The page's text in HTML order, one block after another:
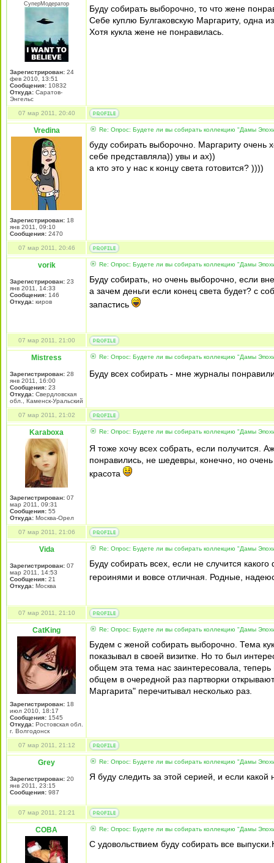
СуперМодератор
Зарегистрирован: 24
фев 2010, 13:51
Сообщения: 10832
Откуда: Саратов-
Энгельс
Буду собирать выборочно, то что жене
Себе куплю Булгаковскую Маргариту, одна
Хотя кукла жене не понравилась.
07 мар 2011, 20:40
Vredina
Зарегистрирован: 18
янв 2011, 09:10
Сообщения: 2470
Re: Опрос: Будете ли вы собирать коллекцию "Дамы
буду собирать выборочно. Маргариту очень
себе представляла)) увы и ах))
а кто это у нас к концу света готовится? ))))
07 мар 2011, 20:46
vorik
Зарегистрирован: 23
янв 2011, 14:33
Сообщения: 146
Откуда: киров
Re: Опрос: Будете ли вы собирать коллекцию "Дамы
Буду собирать, но очень выборочно, если
а зачем деньги если конец света будет? с
запастись
07 мар 2011, 21:00
Mistress
Зарегистрирован: 28
янв 2011, 16:00
Сообщения: 23
Откуда: Свердловская
обл., Каменск-Уральский
Re: Опрос: Будете ли вы собирать коллекцию "Дамы
Буду всех собирать - мне журналы
07 мар 2011, 21:02
Karaboxa
Зарегистрирован: 07
мар 2011, 09:31
Сообщения: 55
Откуда: Москва-Орел
Re: Опрос: Будете ли вы собирать коллекцию "Дамы
Я тоже хочу всех собрать, если получится.
понравились, не шедевры, конечно, но
красота
07 мар 2011, 21:06
Vida
Зарегистрирован: 07
мар 2011, 14:53
Сообщения: 21
Откуда: Москва
Re: Опрос: Будете ли вы собирать коллекцию "Дамы
Буду собирать всех, если не случится
героинями и вовсе отличная. Родные,
07 мар 2011, 21:10
CatKing
Зарегистрирован: 18
июл 2010, 18:17
Сообщения: 1545
Откуда: Ростовская обл.
г. Волгодонск
Re: Опрос: Будете ли вы собирать коллекцию "Дамы
Будем с женой собирать выборочно. Тема
показывал в своей визитке. Но то был
общем эта тема нас заинтересовала,
общем в очередной раз партворки
Маргарита" перечитывал несколько раз.
07 мар 2011, 21:12
Grey
Зарегистрирован: 20
янв 2011, 23:15
Сообщения: 987
Re: Опрос: Будете ли вы собирать коллекцию "Дамы
Я буду следить за этой серией, и если
07 мар 2011, 21:21
COBA Re: Опрос: Будете ли вы собирать коллекцию "Дамы
С удовольствием буду собирать все